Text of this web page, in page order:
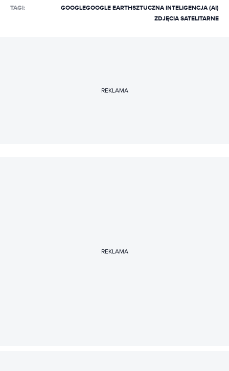
TAGI: GOOGLEGOOGLE EARTHSZTUCZNA INTELIGENCJA (AI)
ZDJĘCIA SATELITARNE
REKLAMA
REKLAMA